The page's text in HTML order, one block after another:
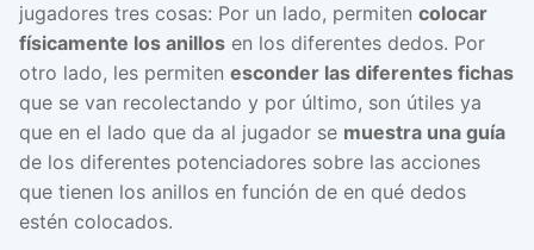
jugadores tres cosas: Por un lado, permiten colocar
físicamente los anillos en los diferentes dedos. Por
otro lado, les permiten esconder las diferentes fichas
que se van recolectando y por último, son útiles ya
que en el lado que da al jugador se muestra una guía
de los diferentes potenciadores sobre las acciones
que tienen los anillos en función de en qué dedos
estén colocados.